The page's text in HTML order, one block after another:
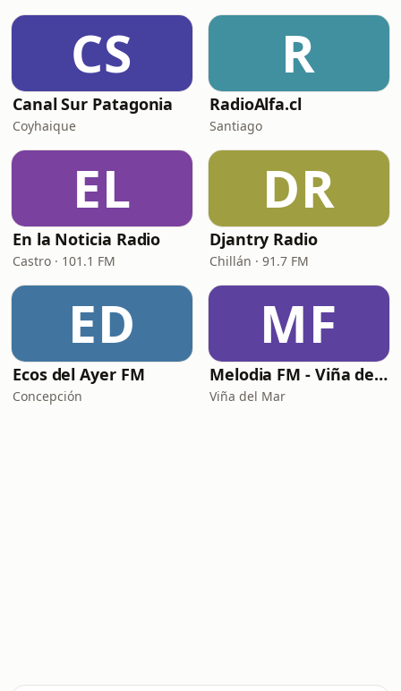
CS
Canal Sur Patagonia
Coyhaique
R
RadioAlfa.cl
Santiago
EL
En la Noticia Radio
Castro · 101.1 FM
DR
Djantry Radio
Chillán · 91.7 FM
ED
Ecos del Ayer FM
Concepción
MF
Melodia FM - Viña del Mar
Viña del Mar